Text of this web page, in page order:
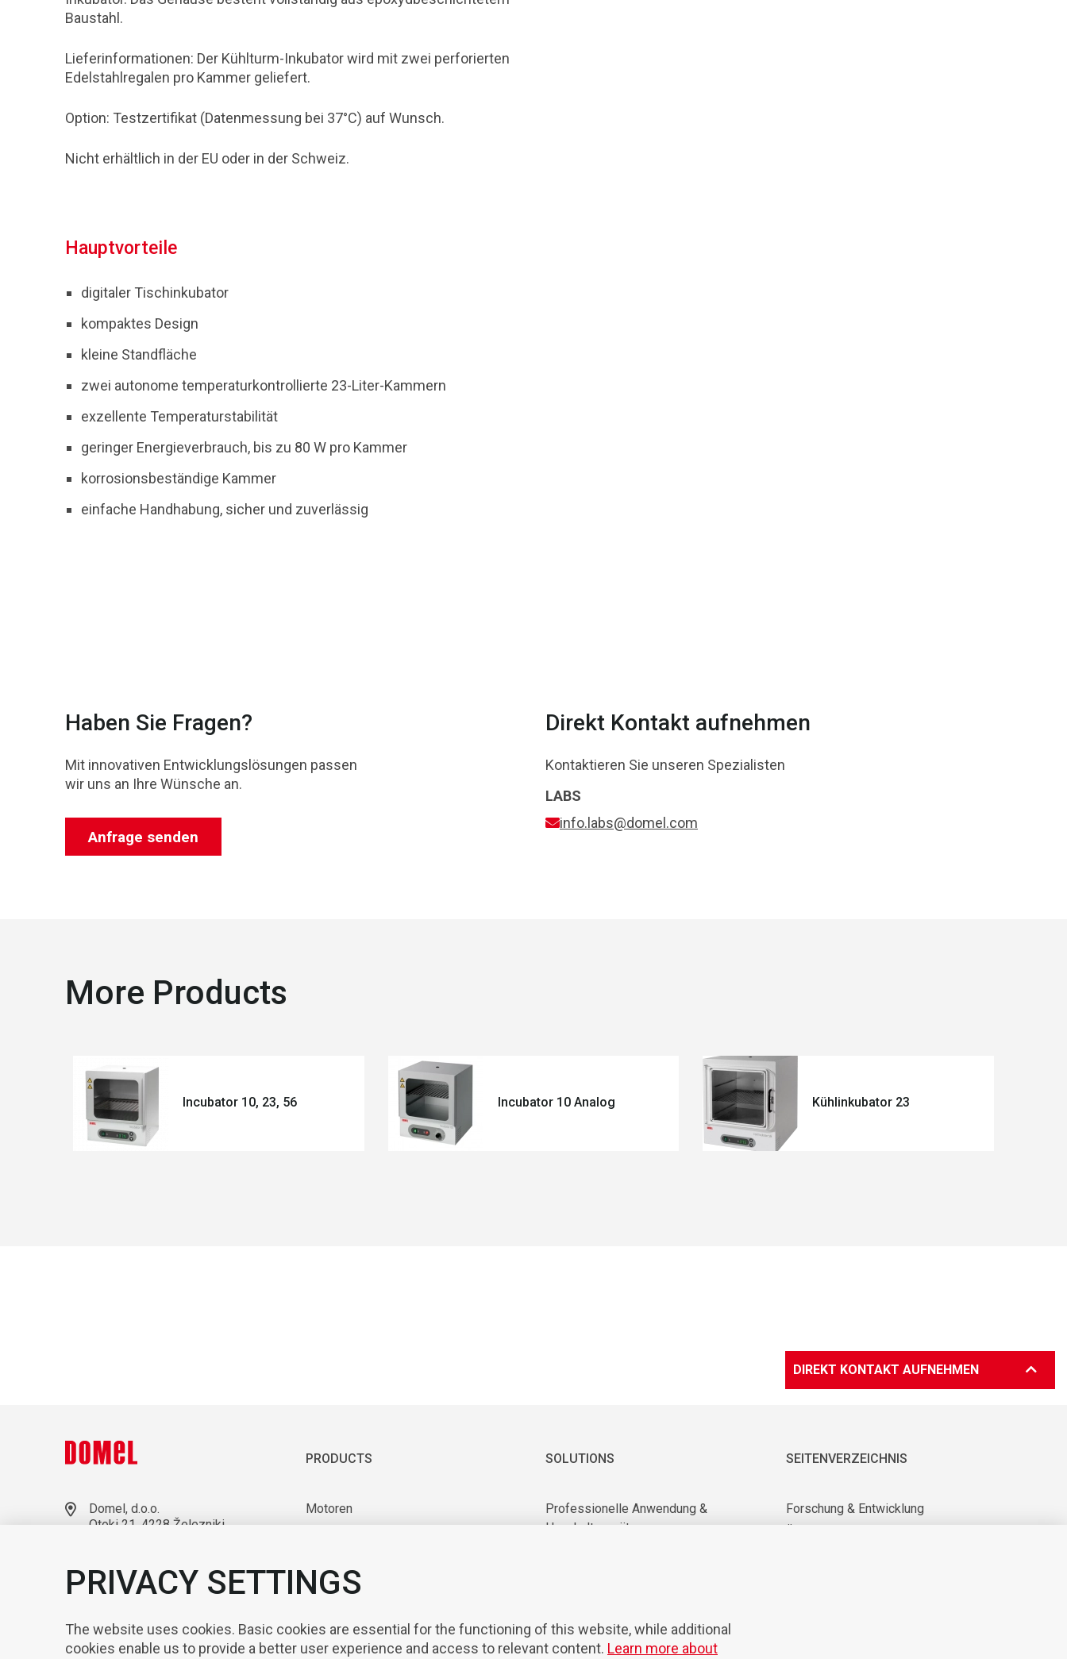
Baustahl.
Lieferinformationen: Der Kühlturm-Inkubator wird mit zwei perforierten
Edelstahlregalen pro Kammer geliefert.
Option: Testzertifikat (Datenmessung bei 37°C) auf Wunsch.
Nicht erhältlich in der EU oder in der Schweiz.
Hauptvorteile
digitaler Tischinkubator
kompaktes Design
kleine Standfläche
zwei autonome temperaturkontrollierte 23-Liter-Kammern
exzellente Temperaturstabilität
geringer Energieverbrauch, bis zu 80 W pro Kammer
korrosionsbeständige Kammer
einfache Handhabung, sicher und zuverlässig
Haben Sie Fragen?
Mit innovativen Entwicklungslösungen passen
wir uns an Ihre Wünsche an.
Anfrage senden
Direkt Kontakt aufnehmen
Kontaktieren Sie unseren Spezialisten
LABS
info.labs@domel.com
More Products
Incubator 10, 23, 56 Incubator 10 Analog Kühlinkubator 23
DIREKT KONTAKT AUFNEHMEN
Domel, d.o.o.
Otoki 21, 4228 Železniki
sales@domel.com
Warehouse locations
PRODUCTS
Motoren
Komponenten & Werkzeuge
SOLUTIONS
Professionelle Anwendung &
Haushaltsgeräte
SEITENVERZEICHNIS
Forschung & Entwicklung
PRIVACY SETTINGS
The website uses cookies. Basic cookies are essential for the functioning of this website, while additional
cookies enable us to provide a better user experience and access to relevant content. Learn more about